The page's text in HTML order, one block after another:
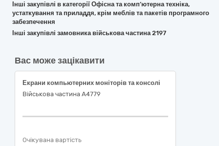
Інші закупівлі в категорії Офісна та комп’ютерна техніка,
устаткування та приладдя, крім меблів та пакетів програмного
забезпечення
Інші закупівлі замовника військова частина 2197
Вас може зацікавити
Екрани компьютерних моніторів та консолі
Військова частина A4779
Очікувана вартість